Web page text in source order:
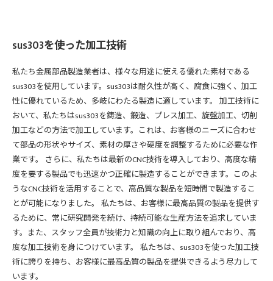
sus303を使った加工技術
私たち金属部品製造業者は、様々な用途に使える優れた素材である
sus303を使用しています。sus303は耐久性が高く、腐食に強く、加工
性に優れているため、多岐にわたる製造に適しています。 加工技術に
おいて、私たちはsus303を鋳造、鍛造、プレス加工、旋盤加工、切削
加工などの方法で加工しています。これは、お客様のニーズに合わせ
て部品の形状やサイズ、素材の厚さや硬度を調整するために必要な作
業です。 さらに、私たちは最新のCNC技術を導入しており、高度な精
度を要する製品でも迅速かつ正確に製造することができます。このよ
うなCNC技術を活用することで、高品質な製品を短時間で製造するこ
とが可能になりました。 私たちは、お客様に最高品質の製品を提供す
るために、常に研究開発を続け、持続可能な生産方法を追求していま
す。また、スタッフ全員が技術力と知識の向上に取り組んでおり、高
度な加工技術を身につけています。 私たちは、sus303を使った加工技
術に誇りを持ち、お客様に最高品質の製品を提供できるよう尽力して
います。